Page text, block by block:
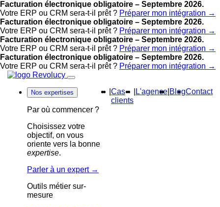
Facturation électronique obligatoire – Septembre 2026.
Votre ERP ou CRM sera-t-il prêt ? Préparer mon intégration →
Facturation électronique obligatoire – Septembre 2026.
Votre ERP ou CRM sera-t-il prêt ? Préparer mon intégration →
Facturation électronique obligatoire – Septembre 2026.
Votre ERP ou CRM sera-t-il prêt ? Préparer mon intégration →
Facturation électronique obligatoire – Septembre 2026.
Votre ERP ou CRM sera-t-il prêt ? Préparer mon intégration →
Nos expertises
Par où commencer ?
Choisissez votre
objectif, on vous
oriente vers la bonne
expertise.
Parler à un expert →
Outils métier sur-
mesure
Cas
clients
L'agence BlogContact